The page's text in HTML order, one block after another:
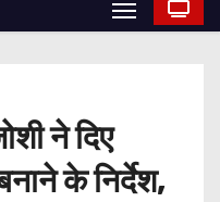
ने दिए
के निर्देश,